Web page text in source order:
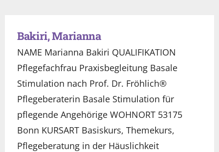
Bakiri, Marianna
NAME Marianna Bakiri QUALIFIKATION
Pflegefachfrau Praxisbegleitung Basale
Stimulation nach Prof. Dr. Fröhlich®
Pflegeberaterin Basale Stimulation für
pflegende Angehörige WOHNORT 53175
Bonn KURSART Basiskurs, Themekurs,
Pflegeberatung in der Häuslichkeit